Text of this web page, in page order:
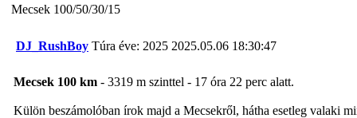
Mecsek 100/50/30/15
DJ_RushBoy Túra éve: 2025 2025.05.06 18:30:47
Mecsek 100 km - 3319 m szinttel - 17 óra 22 perc alatt.
Külön beszámolóban írok majd a Mecsekről, hátha esetleg valaki